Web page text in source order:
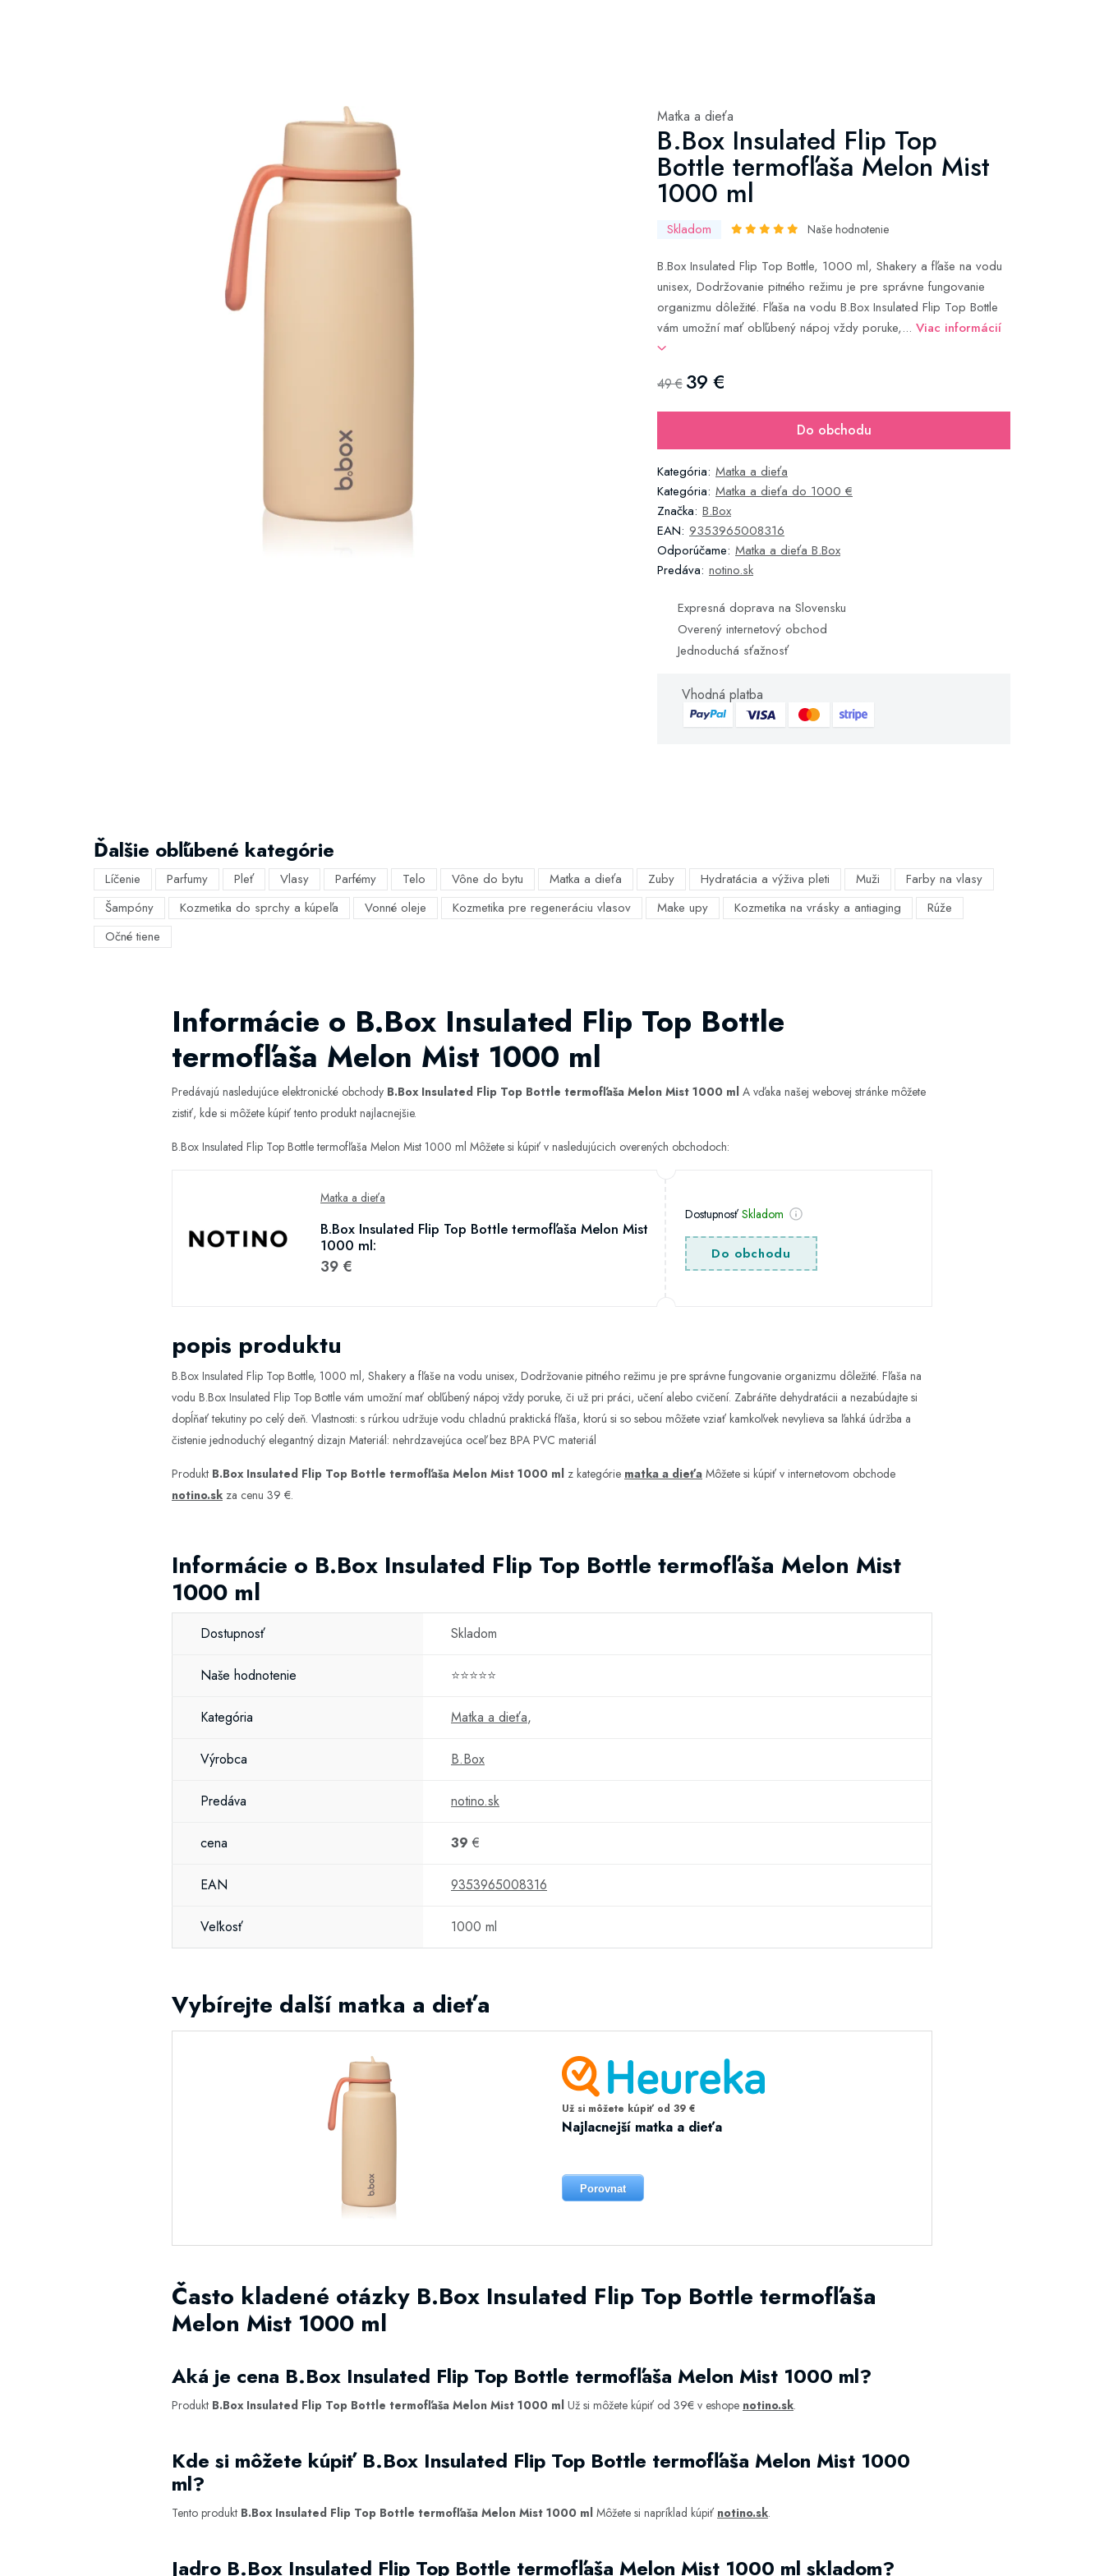
Matka a dieťa
B.Box Insulated Flip Top
Bottle termofľaša Melon Mist
1000 ml
Skladom Naše hodnotenie
B.Box Insulated Flip Top Bottle, 1000 ml, Shakery a fľaše na vodu
unisex, Dodržovanie pitného režimu je pre správne fungovanie
organizmu dôležité. Fľaša na vodu B.Box Insulated Flip Top Bottle
vám umožní mať obľúbený nápoj vždy poruke,... Viac informácií
49 € 39 €
Do obchodu
Kategória: Matka a dieťa
Kategória: Matka a dieťa do 1000 €
Značka: B.Box
EAN: 9353965008316
Odporúčame: Matka a dieťa B.Box
Predáva: notino.sk
Expresná doprava na Slovensku
Overený internetový obchod
Jednoduchá sťažnosť
Vhodná platba
Ďalšie obľúbené kategórie
Líčenie Parfumy Pleť Vlasy Parfémy Telo Vône do bytu Matka a dieťa Zuby Hydratácia a výživa pleti Muži
Farby na vlasy
Šampóny
Kozmetika do sprchy a kúpeľa Vonné oleje Kozmetika pre regeneráciu vlasov Make upy Kozmetika na vrásky a antiaging
Rúže
Očné tiene
Informácie o B.Box Insulated Flip Top Bottle
termofľaša Melon Mist 1000 ml
Predávajú nasledujúce elektronické obchody B.Box Insulated Flip Top Bottle termofľaša Melon Mist 1000 ml A vďaka našej webovej stránke môžete
zistiť, kde si môžete kúpiť tento produkt najlacnejšie.
B.Box Insulated Flip Top Bottle termofľaša Melon Mist 1000 ml Môžete si kúpiť v nasledujúcich overených obchodoch:
Matka a dieťa
B.Box Insulated Flip Top Bottle termofľaša Melon Mist
1000 ml:
39 €
DostupnosťSkladom
Do obchodu
popis produktu
B.Box Insulated Flip Top Bottle, 1000 ml, Shakery a fľaše na vodu unisex, Dodržovanie pitného režimu je pre správne fungovanie organizmu dôležité. Fľaša na
vodu B.Box Insulated Flip Top Bottle vám umožní mať obľúbený nápoj vždy poruke, či už pri práci, učení alebo cvičení. Zabráňte dehydratácii a nezabúdajte si
dopĺňať tekutiny po celý deň. Vlastnosti: s rúrkou udržuje vodu chladnú praktická fľaša, ktorú si so sebou môžete vziať kamkoľvek nevylieva sa ľahká údržba a
čistenie jednoduchý elegantný dizajn Materiál: nehrdzavejúca oceľ bez BPA PVC materiál
Produkt B.Box Insulated Flip Top Bottle termofľaša Melon Mist 1000 ml z kategórie matka a dieťa Môžete si kúpiť v internetovom obchode
notino.sk za cenu 39 €.
Informácie o B.Box Insulated Flip Top Bottle termofľaša Melon Mist
1000 ml
Dostupnosť Skladom
Naše hodnotenie ⭐⭐⭐⭐⭐
Kategória Matka a dieťa,
Výrobca B.Box
Predáva notino.sk
cena 39 €
EAN 9353965008316
Veľkosť 1000 ml
Vybírejte další matka a dieťa
Už si môžete kúpiť od 39 €
Najlacnejší matka a dieťa
Porovnat
Často kladené otázky B.Box Insulated Flip Top Bottle termofľaša
Melon Mist 1000 ml
Aká je cena B.Box Insulated Flip Top Bottle termofľaša Melon Mist 1000 ml?
Produkt B.Box Insulated Flip Top Bottle termofľaša Melon Mist 1000 ml Už si môžete kúpiť od 39€ v eshope notino.sk.
Kde si môžete kúpiť B.Box Insulated Flip Top Bottle termofľaša Melon Mist 1000
ml?
Tento produkt B.Box Insulated Flip Top Bottle termofľaša Melon Mist 1000 ml Môžete si napríklad kúpiť notino.sk.
Jadro B.Box Insulated Flip Top Bottle termofľaša Melon Mist 1000 ml skladom?